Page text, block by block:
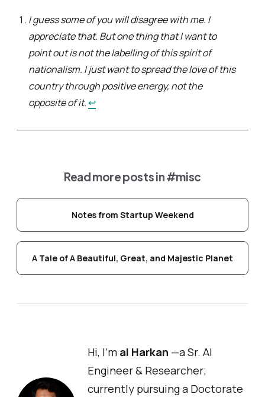
Footnotes
I guess some of you will disagree with me. I
appreciate that. But one thing that I want to
point out is not the labelling of this spirit of
nationalism. I just want to spread the love of this
country through positive energy, not the
opposite of it.↩
Read more posts in#misc
Notes from Startup Weekend
A Tale of A Beautiful, Great, and Majestic Planet
Hi, I'm al Harkan —a Sr. AI
Engineer & Researcher;
currently pursuing a Doctorate